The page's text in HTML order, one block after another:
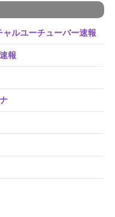
ルユーチューバー速報
報